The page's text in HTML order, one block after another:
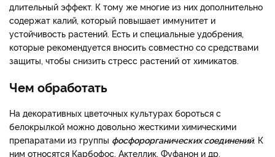
длительный эффект. К тому же многие из них дополнительно
содержат калий, который повышает иммунитет и
устойчивость растений. Есть и специальные удобрения,
которые рекомендуется вносить совместно со средствами
защиты, чтобы снизить стресс растений от химикатов.
Чем обработать
На декоративных цветочных культурах бороться с
белокрылкой можно довольно жесткими химическими
препаратами из группы фосфорорганических соединений. К
ним относятся Карбофос, Актеллик, Фуфанон и др.